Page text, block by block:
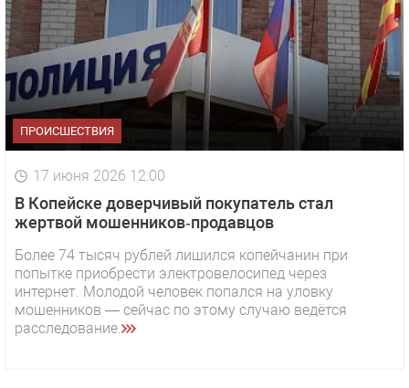
ПРОИСШЕСТВИЯ
17 июня 2026 12:00
В Копейске доверчивый покупатель стал
жертвой мошенников‑продавцов
Более 74 тысяч рублей лишился копейчанин при
попытке приобрести электровелосипед через
интернет. Молодой человек попался на уловку
мошенников — сейчас по этому случаю ведётся
расследование.